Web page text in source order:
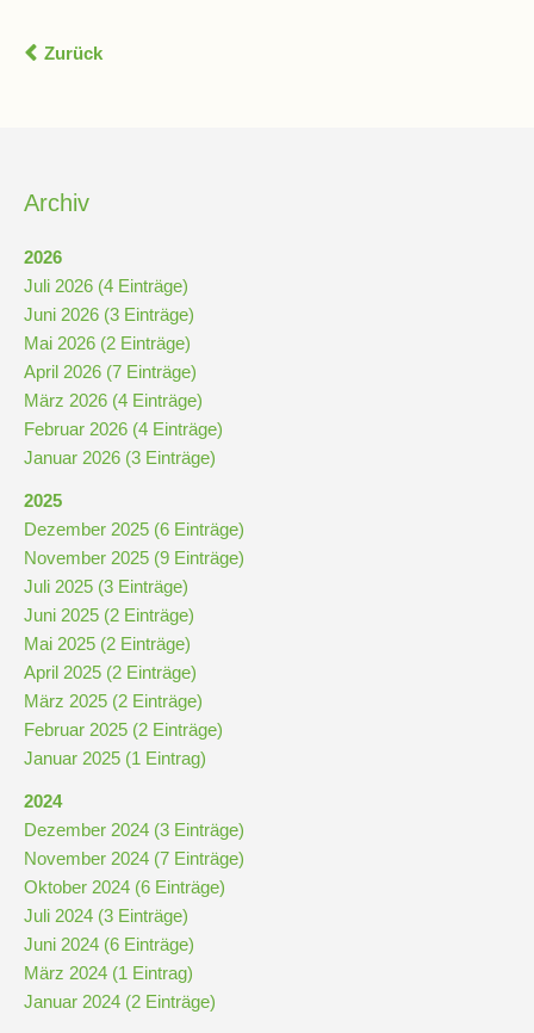
Hausaufgabenbetreuung
Digitalisierung
Streitschlichtung
Kompetenzteam
Seiteneinsteiger
Methodentraining
Bewegte
Pause
Schulsanitätsdienst
Unterricht
Vertretungsplan
Stundenraster
Realschulbildungsgang
Zurück
Archiv
2026
Juli 2026 (4 Einträge)
Juni 2026 (3 Einträge)
Mai 2026 (2 Einträge)
April 2026 (7 Einträge)
März 2026 (4 Einträge)
Februar 2026 (4 Einträge)
Januar 2026 (3 Einträge)
2025
Dezember 2025 (6 Einträge)
November 2025 (9 Einträge)
Juli 2025 (3 Einträge)
Juni 2025 (2 Einträge)
Mai 2025 (2 Einträge)
April 2025 (2 Einträge)
März 2025 (2 Einträge)
Februar 2025 (2 Einträge)
Januar 2025 (1 Eintrag)
2024
Dezember 2024 (3 Einträge)
November 2024 (7 Einträge)
Oktober 2024 (6 Einträge)
Juli 2024 (3 Einträge)
Juni 2024 (6 Einträge)
März 2024 (1 Eintrag)
Januar 2024 (2 Einträge)